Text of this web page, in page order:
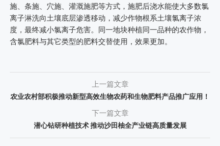
施、条施、穴施、灌溉施肥等方式，施肥后浇水能使大多数氯
离子淋洗向土壤底层渗透移动，减少作物根系土壤氯离子浓
度，最终减小氯离子危害。同一地块种植同一品种的农作物，
含氯肥料与其它类型的肥料交替使用，效果更加。
上一篇文章
农业农村部积极推动新型高效生物农药和生物肥料产品推广应用！
下一篇文章
潜心钻研种植技术 推动沙田柚全产业链高质量发展